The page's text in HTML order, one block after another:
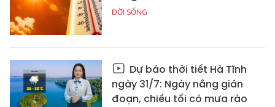
ĐỜI SỐNG
Dự báo thời tiết Hà Tĩnh
ngày 31/7: Ngày nắng gián
đoạn, chiều tối có mưa rào